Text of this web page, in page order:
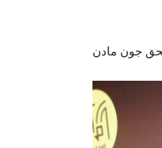
جون مادن